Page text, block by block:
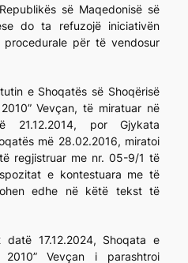
së Maqedonisë së
do ta refuzojë iniciativën
për të vendosur
e Shoqatës së Shoqërisë
Vevçan, të miratuar në
21.12.2014, por Gjykata
më 28.02.2016, miratoi
regjistruar me nr. 05-9/1 të
e kontestuara me të
edhe në këtë tekst të
17.12.2024, Shoqata e
2010” Vevçan i parashtroi